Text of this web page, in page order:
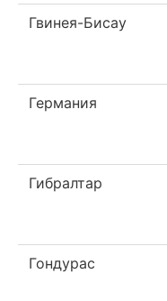
Гвинея-Бисау
Германия
Гибралтар
Гондурас